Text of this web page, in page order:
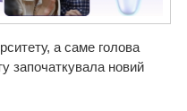
а саме голова
започаткувала новий